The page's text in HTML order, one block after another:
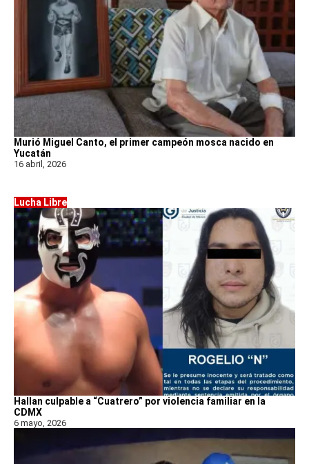
Murió Miguel Canto, el primer campeón mosca nacido en
Yucatán
16 abril, 2026
Lucha Libre
Hallan culpable a “Cuatrero” por violencia familiar en la
CDMX
6 mayo, 2026